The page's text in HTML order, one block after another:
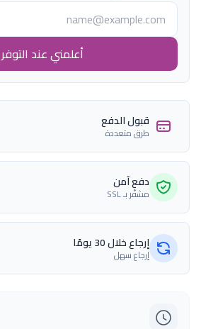
أعلمني عند التوفر
قبول الدفع
طرق متعددة
دفع آمن
مشفّر بـ SSL
إرجاع خلال 30 يومًا
إرجاع سهل